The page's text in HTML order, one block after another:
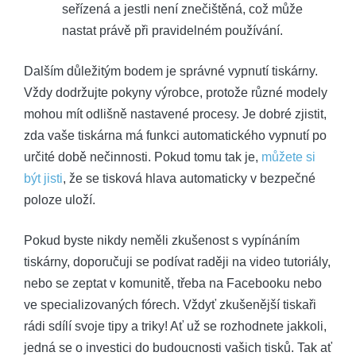
seřízená a jestli není znečištěná, což může
nastat právě při pravidelném používání.
Dalším důležitým bodem je správné vypnutí tiskárny.
Vždy dodržujte pokyny výrobce, protože různé modely
mohou mít odlišně nastavené procesy. Je dobré zjistit,
zda vaše tiskárna má funkci automatického vypnutí po
určité době nečinnosti. Pokud tomu tak je, můžete si
být jisti, že se tisková hlava automaticky v bezpečné
poloze uloží.
Pokud byste nikdy neměli zkušenost s vypínáním
tiskárny, doporučuji se podívat raději na video tutoriály,
nebo se zeptat v komunitě, třeba na Facebooku nebo
ve specializovaných fórech. Vždyť zkušenější tiskaři
rádi sdílí svoje tipy a triky! Ať už se rozhodnete jakkoli,
jedná se o investici do budoucnosti vašich tisků. Tak ať